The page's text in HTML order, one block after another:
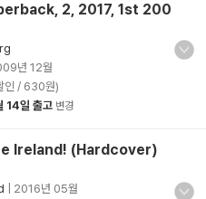
2, 2017, 1st 200
년 12월
인 / 630원)
14일 출고 변경
Ireland! (Hardcover)
2016년 05월